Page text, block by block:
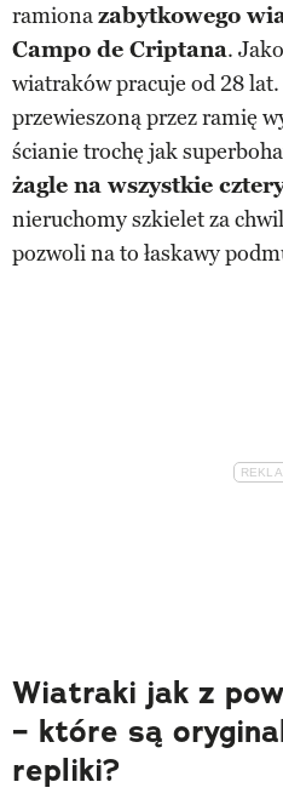
ramionazabytkowego
Campo de Criptana.
wiatraków pracuje od 28 lat.
przewieszoną przez ramię
ścianie trochę jak
żagle na wszystkie
nieruchomy szkielet za
pozwoli na to łaskawy
Wiatraki jak z
– które są
repliki?